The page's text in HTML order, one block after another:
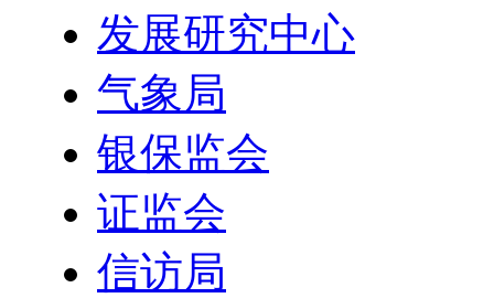
发展研究中心
气象局
银保监会
证监会
信访局